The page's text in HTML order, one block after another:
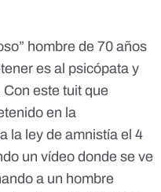
hombre de 70 años
es al psicópata y
Con este tuit que
en la
la ley de amnistía el 4
un vídeo donde se ve
a un hombre